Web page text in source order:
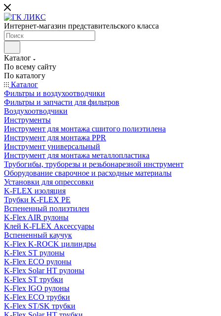
Интернет-магазин представительского класса
Каталог
По всему сайту
По каталогу
Каталог
Фильтры и воздухоотводчики
Фильтры и запчасти для фильтров
Воздухоотводчики
Инструменты
Инструмент для монтажа сшитого полиэтилена
Инструмент для монтажа PPR
Инструмент универсальный
Инструмент для монтажа металлопластика
Трубогибы, труборезы и резьбонарезной инструмент
Оборудование сварочное и расходные материалы
Установки для опрессовки
K-FLEX изоляция
Трубки K-FLEX PE
Вспененный полиэтилен
K-Flex AIR рулоны
Клей K-FLEX Аксессуары
Вспененный каучук
K-Flex K-ROCK цилиндры
K-Flex ST рулоны
K-Flex ECO рулоны
K-Flex Solar HT рулоны
K-Flex ST трубки
K-Flex IGO рулоны
K-Flex ECO трубки
K-Flex ST/SK трубки